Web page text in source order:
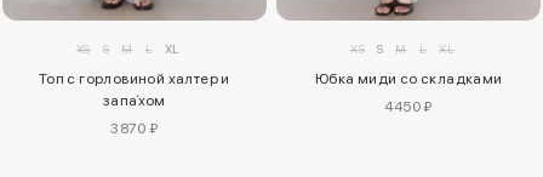
XS S M L XL
Топ с горловиной халтер и
запа́хом
3870 ₽
XS S M L XL
Юбка миди со складками
4450 ₽